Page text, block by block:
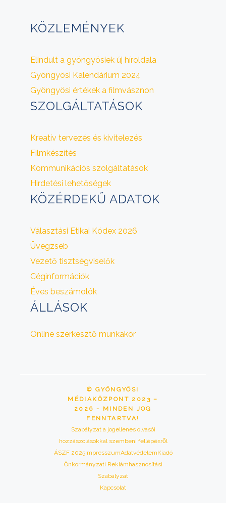
KÖZLEMÉNYEK
Elindult a gyöngyösiek új híroldala
Gyöngyösi Kalendárium 2024
Gyöngyösi értékek a filmvásznon
SZOLGÁLTATÁSOK
Kreatív tervezés és kivitelezés
Filmkészítés
Kommunikációs szolgáltatások
Hirdetési lehetőségek
KÖZÉRDEKŰ ADATOK
Választási Etikai Kódex 2026
Üvegzseb
Vezető tisztségviselők
Céginformációk
Éves beszámolók
ÁLLÁSOK
Online szerkesztő munkakör
© GYÖNGYÖSI
MÉDIAKÖZPONT 2023 –
2026 - MINDEN JOG
FENNTARTVA!
Szabályzat a jogellenes olvasói
hozzászólásokkal szembeni fellépésről
ÁSZF 2025ImpresszumAdatvédelemKiadó
Önkormányzati Reklámhasznosítási
Szabályzat
Kapcsolat